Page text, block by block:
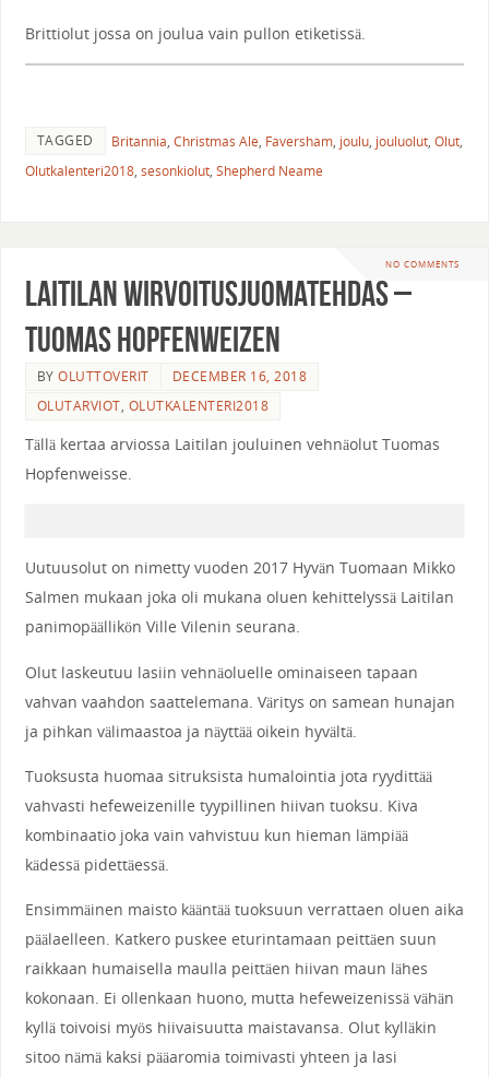
Brittiolut jossa on joulua vain pullon etiketissä.
TAGGED Britannia, Christmas Ale, Faversham, joulu, jouluolut, Olut,
Olutkalenteri2018, sesonkiolut, Shepherd Neame
NO COMMENTS
Laitilan Wirvoitusjuomatehdas –
Tuomas Hopfenweizen
BYOLUTTOVERIT
DECEMBER 16, 2018
OLUTARVIOT, OLUTKALENTERI2018
Tällä kertaa arviossa Laitilan jouluinen vehnäolut Tuomas
Hopfenweisse.
Uutuusolut on nimetty vuoden 2017 Hyvän Tuomaan Mikko
Salmen mukaan joka oli mukana oluen kehittelyssä Laitilan
panimopäällikön Ville Vilenin seurana.
Olut laskeutuu lasiin vehnäoluelle ominaiseen tapaan
vahvan vaahdon saattelemana. Väritys on samean hunajan
ja pihkan välimaastoa ja näyttää oikein hyvältä.
Tuoksusta huomaa sitruksista humalointia jota ryydittää
vahvasti hefeweizenille tyypillinen hiivan tuoksu. Kiva
kombinaatio joka vain vahvistuu kun hieman lämpiää
kädessä pidettäessä.
Ensimmäinen maisto kääntää tuoksuun verrattaen oluen aika
päälaelleen. Katkero puskee eturintamaan peittäen suun
raikkaan humaisella maulla peittäen hiivan maun lähes
kokonaan. Ei ollenkaan huono, mutta hefeweizenissä vähän
kyllä toivoisi myös hiivaisuutta maistavansa. Olut kylläkin
sitoo nämä kaksi pääaromia toimivasti yhteen ja lasi